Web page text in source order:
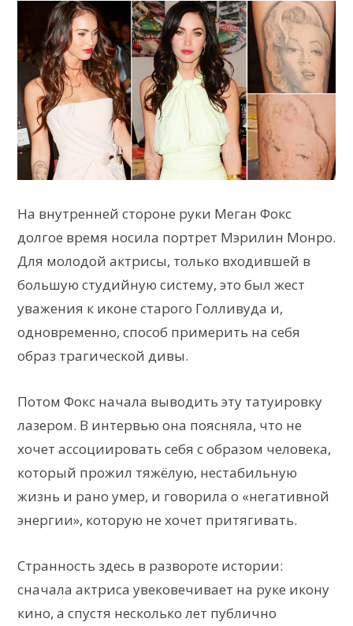
На внутренней стороне руки Меган Фокс
долгое время носила портрет Мэрилин Монро.
Для молодой актрисы, только входившей в
большую студийную систему, это был жест
уважения к иконe старого Голливуда и,
одновременно, способ примерить на себя
образ трагической дивы.
Потом Фокс начала выводить эту татуировку
лазером. В интервью она поясняла, что не
хочет ассоциировать себя с образом человека,
который прожил тяжёлую, нестабильную
жизнь и рано умер, и говорила о «негативной
энергии», которую не хочет притягивать.
Странность здесь в развороте истории:
сначала актриса увековечивает на руке икону
кино, а спустя несколько лет публично